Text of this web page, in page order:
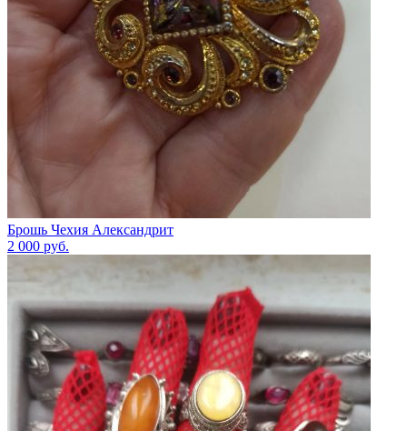
Брошь Чехия Александрит
2 000 руб.